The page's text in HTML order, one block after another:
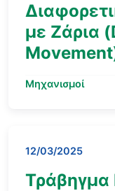
με Ζάρια
Μηχανισμοί
12/03/2025